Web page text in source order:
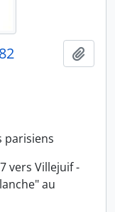
parisiens
vers Villejuif -
au